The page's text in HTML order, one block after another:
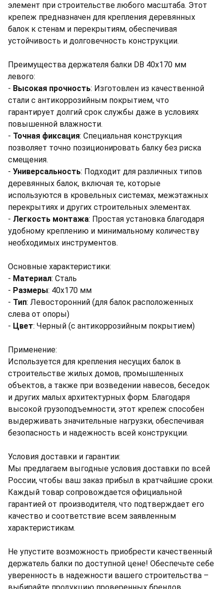
элемент при строительстве любого масштаба. Этот
крепеж предназначен для крепления деревянных
балок к стенам и перекрытиям, обеспечивая
устойчивость и долговечность конструкции.
Преимущества держателя балки DB 40x170 мм
левого:
- Высокая прочность: Изготовлен из качественной
стали с антикоррозийным покрытием, что
гарантирует долгий срок службы даже в условиях
повышенной влажности.
- Точная фиксация: Специальная конструкция
позволяет точно позиционировать балку без риска
смещения.
- Универсальность: Подходит для различных типов
деревянных балок, включая те, которые
используются в кровельных системах, межэтажных
перекрытиях и других строительных элементах.
- Легкость монтажа: Простая установка благодаря
удобному креплению и минимальному количеству
необходимых инструментов.
Основные характеристики:
- Материал: Сталь
- Размеры: 40x170 мм
- Тип: Левосторонний (для балок расположенных
слева от опоры)
- Цвет: Черный (с антикоррозийным покрытием)
Применение:
Используется для крепления несущих балок в
строительстве жилых домов, промышленных
объектов, а также при возведении навесов, беседок
и других малых архитектурных форм. Благодаря
высокой грузоподъемности, этот крепеж способен
выдерживать значительные нагрузки, обеспечивая
безопасность и надежность всей конструкции.
Условия доставки и гарантии:
Мы предлагаем выгодные условия доставки по всей
России, чтобы ваш заказ прибыл в кратчайшие сроки.
Каждый товар сопровождается официальной
гарантией от производителя, что подтверждает его
качество и соответствие всем заявленным
характеристикам.
Не упустите возможность приобрести качественный
держатель балки по доступной цене! Обеспечьте себе
уверенность в надежности вашего строительства –